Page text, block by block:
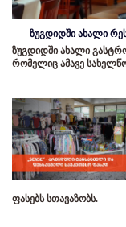
ზუგდიდში ახალი
ზუგდიდში ახალი
რომელიც ამავე
ფასებს სთავაზობს.